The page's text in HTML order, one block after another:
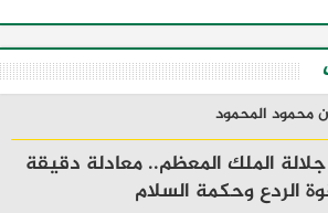
محمود المحمود
الملك المعظم.. معادلة دقيقة
الردع وحكمة السلام